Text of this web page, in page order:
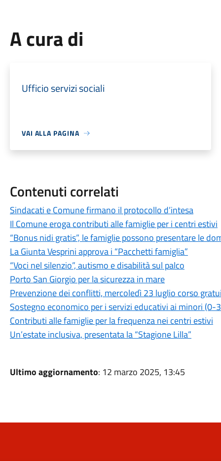
A cura di
Ufficio servizi sociali
VAI ALLA PAGINA
Contenuti correlati
Sindacati e Comune firmano il protocollo d’intesa
Il Comune eroga contributi alle famiglie per i centri estivi
“Bonus nidi gratis”, le famiglie possono presentare le
La Giunta Vesprini approva i “Pacchetti famiglia”
“Voci nel silenzio”, autismo e disabilità sul palco
Porto San Giorgio per la sicurezza in mare
Prevenzione dei conflitti, mercoledì 23 luglio corso
Sostegno economico per i servizi educativi ai minori (0-
Contributi alle famiglie per la frequenza nei centri estivi
Un’estate inclusiva, presentata la “Stagione Lilla”
Ultimo aggiornamento: 12 marzo 2025, 13:45